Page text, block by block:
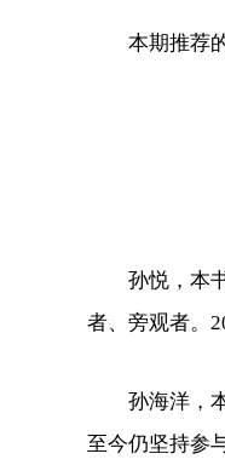
本期推荐的
孙悦，本书
者、旁观者。
孙海洋，本
至今仍坚持参